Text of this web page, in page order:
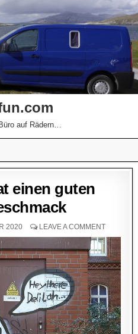
auf Rädern…
einen guten
2020 LEAVE A COMMENT